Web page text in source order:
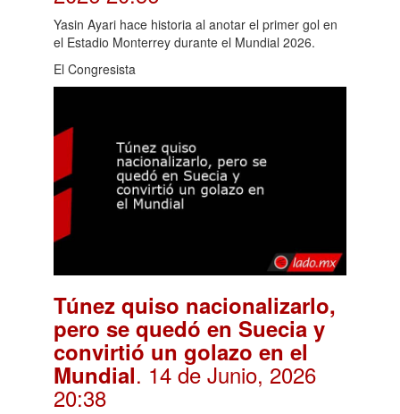
Yasin Ayari hace historia al anotar el primer gol en
el Estadio Monterrey durante el Mundial 2026.
El Congresista
Túnez quiso nacionalizarlo,
pero se quedó en Suecia y
convirtió un golazo en el
Mundial. 14 de Junio, 2026
20:38